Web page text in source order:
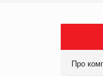
Про